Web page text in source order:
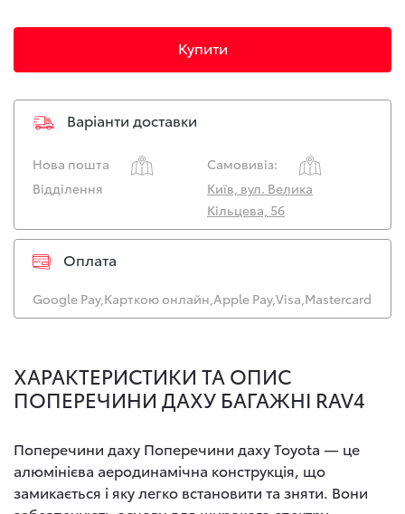
Купити
Варіанти доставки
Нова пошта
Самовивіз:
Відділення
Київ, вул. Велика
Кільцева, 56
Оплата
Google Pay,Карткою онлайн,Apple Pay,Visa,Mastercard
ХАРАКТЕРИСТИКИ ТА ОПИС
ПОПЕРЕЧИНИ ДАХУ БАГАЖНІ RAV4
Поперечини даху Поперечини даху Toyota — це
алюмінієва аеродинамічна конструкція, що
замикається і яку легко встановити та зняти. Вони